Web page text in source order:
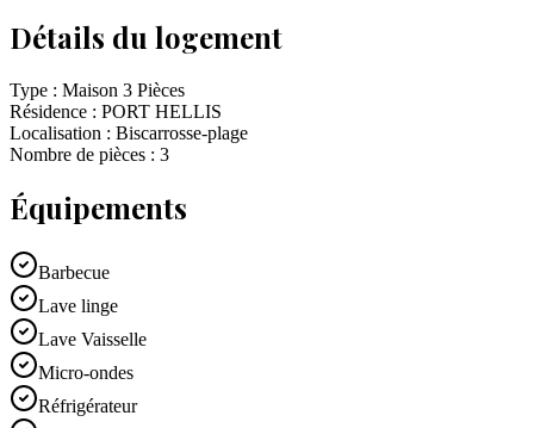
Détails du logement
Type : Maison 3 Pièces
Résidence : PORT HELLIS
Localisation : Biscarrosse-plage
Nombre de pièces : 3
Équipements
Barbecue
Lave linge
Lave Vaisselle
Micro-ondes
Réfrigérateur